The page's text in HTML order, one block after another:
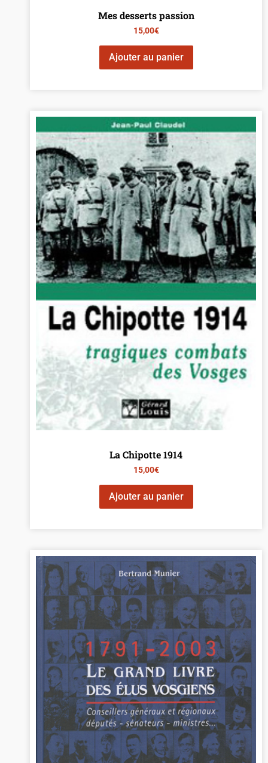
Mes desserts passion
15,00€
Ajouter au panier
La Chipotte 1914
15,00€
Ajouter au panier